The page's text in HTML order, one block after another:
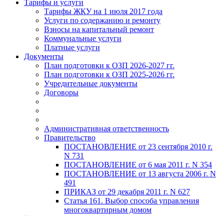
Тарифы и услуги
Тарифы ЖКУ на 1 июля 2017 года
Услуги по содержанию и ремонту
Взносы на капитальный ремонт
Коммунальные услуги
Платные услуги
Документы
План подготовки к ОЗП 2026-2027 гг.
План подготовки к ОЗП 2025-2026 гг.
Учредительные документы
Договоры
Административная ответственность
Правительство
ПОСТАНОВЛЕНИЕ от 23 сентября 2010 г.
N 731
ПОСТАНОВЛЕНИЕ от 6 мая 2011 г. N 354
ПОСТАНОВЛЕНИЕ от 13 августа 2006 г. N
491
ПРИКАЗ от 29 декабря 2011 г. N 627
Статья 161. Выбор способа управления
многоквартирным домом